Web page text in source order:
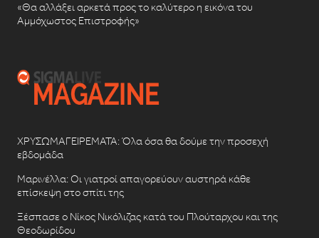
«Θα αλλάξει αρκετά προς το καλύτερο η εικόνα του
Αμμόχωστος Επιστροφής»
ΧΡΥΣΩΜΑΓΕΙΡΕΜΑΤΑ: Όλα όσα θα δούμε την προσεχή
εβδομάδα
Μαρινέλλα: Οι γιατροί απαγορεύουν αυστηρά κάθε
επίσκεψη στο σπίτι της
Ξέσπασε ο Νίκος Νικόλιζας κατά του Πλούταρχου και της
Θεοδωρίδου